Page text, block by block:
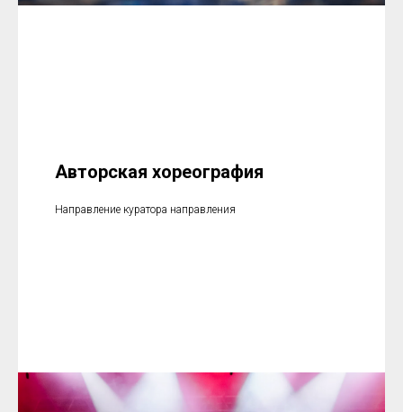
Авторская хореография
Направление куратора направления